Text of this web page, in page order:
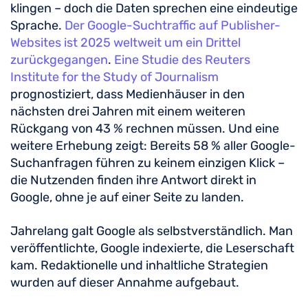
klingen – doch die Daten sprechen eine eindeutige
Sprache. Der Google-Suchtraffic auf Publisher-
Websites ist 2025 weltweit um ein Drittel
zurückgegangen. Eine Studie des Reuters
Institute for the Study of Journalism
prognostiziert, dass Medienhäuser in den
nächsten drei Jahren mit einem weiteren
Rückgang von 43 % rechnen müssen. Und eine
weitere Erhebung zeigt: Bereits 58 % aller Google-
Suchanfragen führen zu keinem einzigen Klick –
die Nutzenden finden ihre Antwort direkt in
Google, ohne je auf einer Seite zu landen.
Jahrelang galt Google als selbstverständlich. Man
veröffentlichte, Google indexierte, die Leserschaft
kam. Redaktionelle und inhaltliche Strategien
wurden auf dieser Annahme aufgebaut.